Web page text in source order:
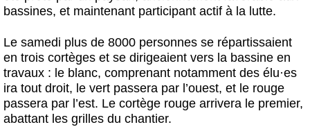
bassines, et maintenant participant actif à la lutte.
Le samedi plus de 8000 personnes se répartissaient
en trois cortèges et se dirigeaient vers la bassine en
travaux : le blanc, comprenant notamment des élu·es
ira tout droit, le vert passera par l’ouest, et le rouge
passera par l’est. Le cortège rouge arrivera le premier,
abattant les grilles du chantier.